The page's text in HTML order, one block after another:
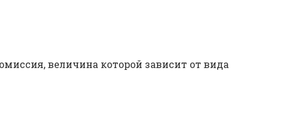
величина которой зависит от вида